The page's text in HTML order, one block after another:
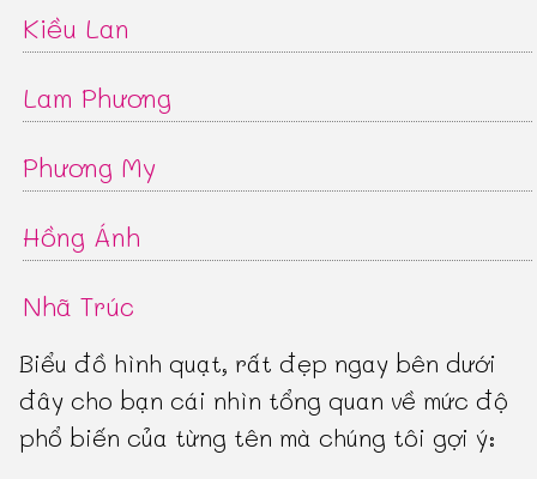
Kiều Lan
Lam Phương
Phương My
Hồng Ánh
Nhã Trúc
Biểu đồ hình quạt, rất đẹp ngay bên dưới
đây cho bạn cái nhìn tổng quan về mức độ
phổ biến của từng tên mà chúng tôi gợi ý: